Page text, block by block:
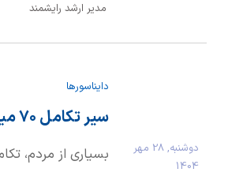
این موجود
مدیر ارشد رایشمند
دوشنبه, 28 مهر
1404
دایناسورها
سیر تکامل ۷۰ میلیون ساله نخستی‌ها: از دایناسورها تا انسان
بسیاری از مردم،